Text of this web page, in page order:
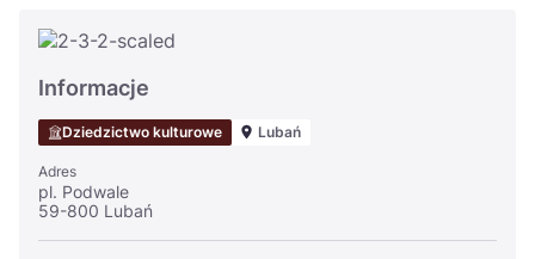
Informacje
Dziedzictwo kulturowe Lubań
Adres
pl. Podwale
59-800 Lubań